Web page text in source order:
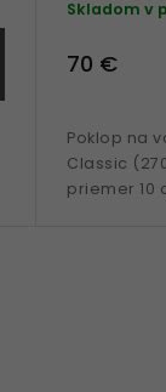
Skladom v
70 €
Poklop na
Classic
priemer 10